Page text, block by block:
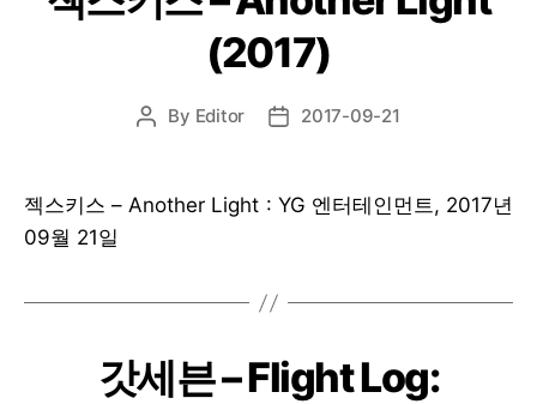
(2017)
Post
By Editor
Post2017-09-21
젝스키스 – Another Light : YG 엔터테인먼트, 2017년
09월 21일
갓세븐 – Flight Log: